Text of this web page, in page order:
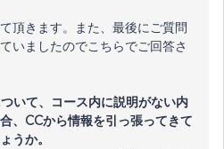
頂きます。また、最後にご質問
いましたのでこちらでご回答さ
いて、コース内に説明がない内
、CCから情報を引っ張ってきて
うか。